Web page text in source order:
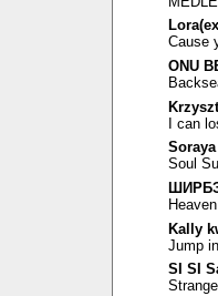
Cause
ONU
I can
Soul
Kally
Jump
SI SI